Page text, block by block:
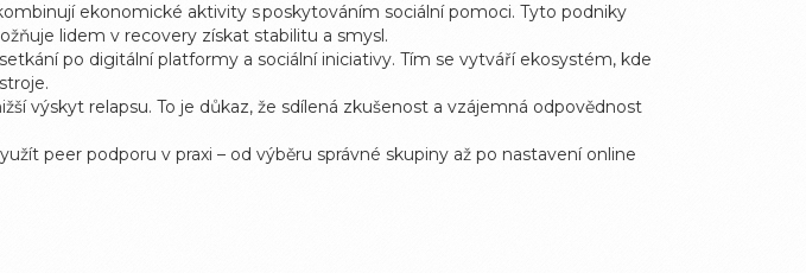
ekonomické aktivity s poskytováním sociální pomoci. Tyto podniky
lidem v recovery získat stabilitu a smysl.
po digitální platformy a sociální iniciativy. Tím se vytváří ekosystém, kde
výskyt relapsu. To je důkaz, že sdílená zkušenost a vzájemná odpovědnost
peer podporu v praxi – od výběru správné skupiny až po nastavení online